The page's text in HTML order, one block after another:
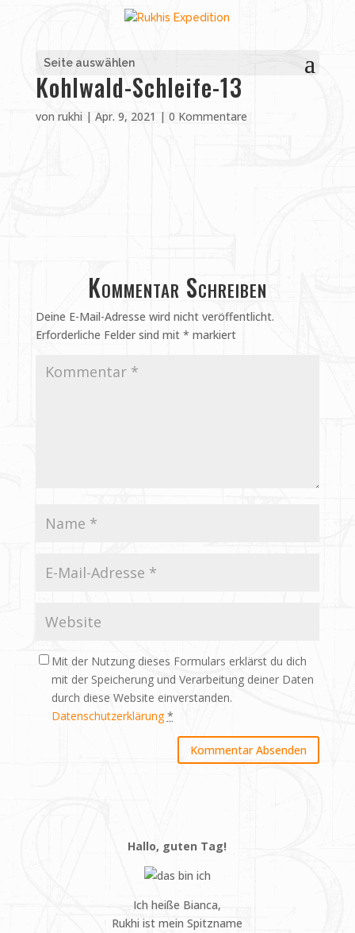
Seite auswählen
Kohlwald-Schleife-13
von rukhi| Apr. 9, 2021 | 0 Kommentare
Kommentar Schreiben
Deine E-Mail-Adresse wird nicht veröffentlicht.
Erforderliche Felder sind mit * markiert
Mit der Nutzung dieses Formulars erklärst du dich
mit der Speicherung und Verarbeitung deiner Daten
durch diese Website einverstanden.
Datenschutzerklärung *
Hallo, guten Tag!
Ich heiße Bianca,
Rukhi ist mein Spitzname